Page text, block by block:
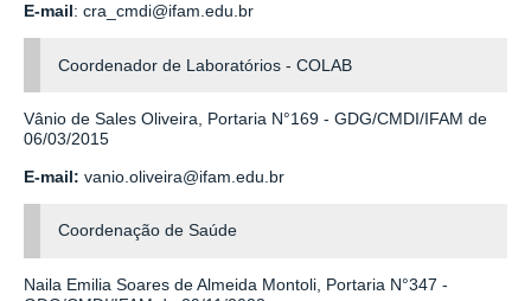
E-mail: cra_cmdi@ifam.edu.br
Coordenador de Laboratórios - COLAB
Vânio de Sales Oliveira, Portaria N°169 - GDG/CMDI/IFAM de
06/03/2015
E-mail: vanio.oliveira@ifam.edu.br
Coordenação de Saúde
Naila Emilia Soares de Almeida Montoli, Portaria N°347 -